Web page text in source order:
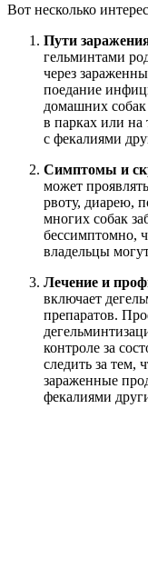
Вот несколько
Пути
гельминтами
через
поедание
домашних
в парках или на
с фекалиями
Симптомы и
может
рвоту, диарею,
многих собак
бессимптомно,
владельцы
Лечение и
включает
препаратов.
контроле за
следить за тем,
зараженные
фекалиями